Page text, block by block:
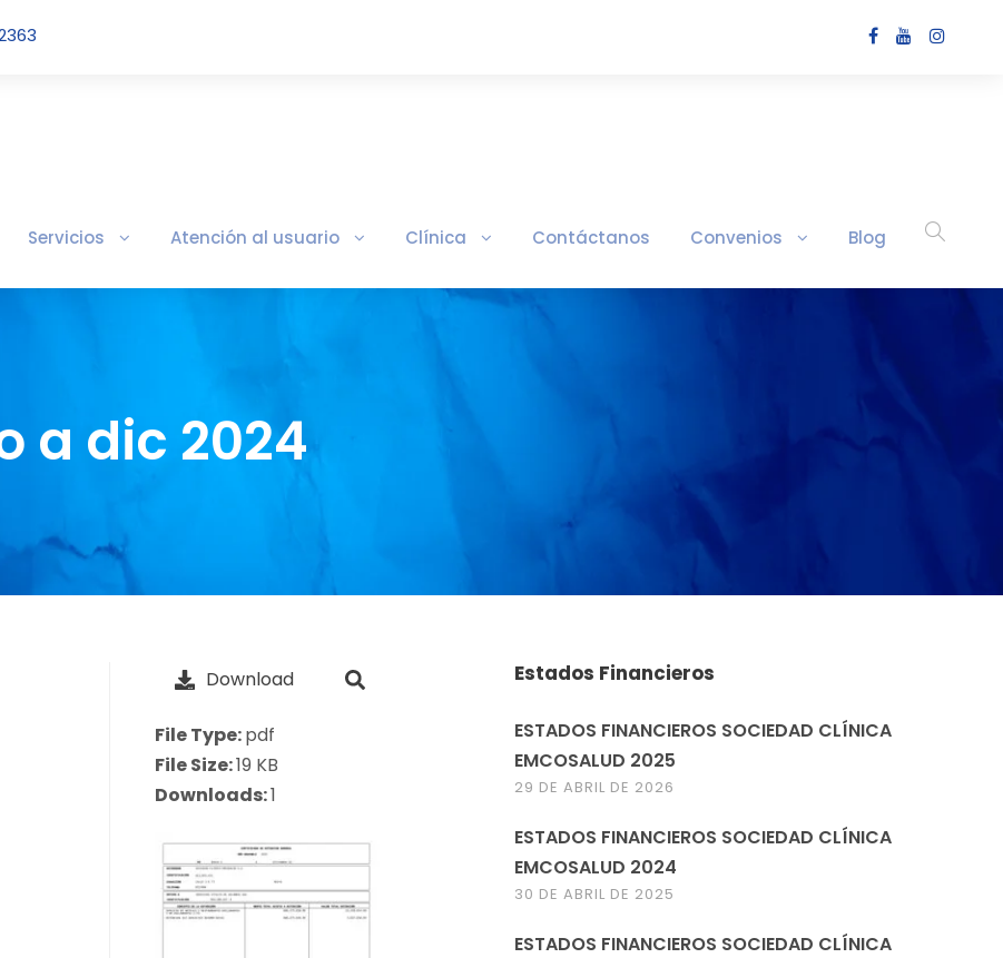
Servicios Atención al usuario Clínica Contáctanos Convenios Blog
a dic 2024
Download
File Type:pdf
File Size:19 KB
Downloads:1
Estados Financieros
ESTADOS FINANCIEROS SOCIEDAD CLÍNICA
EMCOSALUD 2025
29 DE ABRIL DE 2026
ESTADOS FINANCIEROS SOCIEDAD CLÍNICA
EMCOSALUD 2024
30 DE ABRIL DE 2025
ESTADOS FINANCIEROS SOCIEDAD CLÍNICA